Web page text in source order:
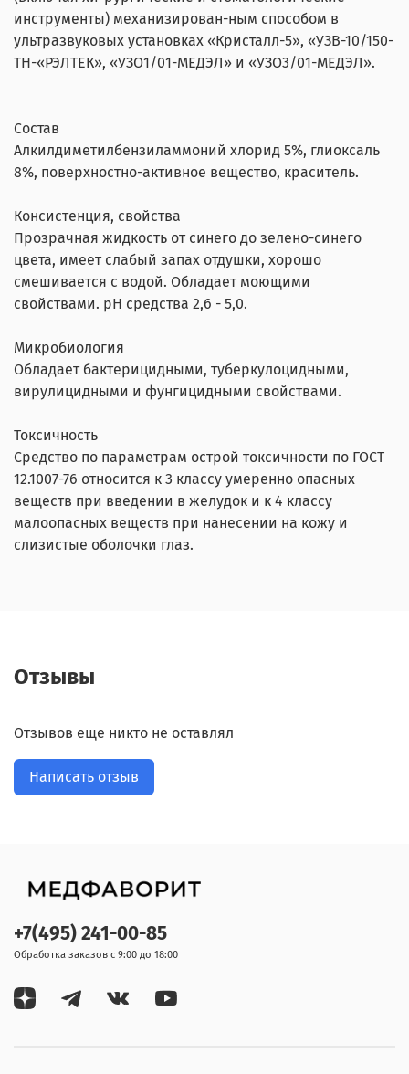
инструменты) механизирован-ным способом в
ультразвуковых установках «Кристалл-5», «УЗВ-10/150-
ТН-«РЭЛТЕК», «УЗО1/01-МЕДЭЛ» и «УЗО3/01-МЕДЭЛ».
Состав
Алкилдиметилбензиламмоний хлорид 5%, глиоксаль
8%, поверхностно-активное вещество, краситель.
Консистенция, свойства
Прозрачная жидкость от синего до зелено-синего
цвета, имеет слабый запах отдушки, хорошо
смешивается с водой. Обладает моющими
свойствами. pH средства 2,6 - 5,0.
Микробиология
Обладает бактерицидными, туберкулоцидными,
вирулицидными и фунгицидными свойствами.
Токсичность
Средство по параметрам острой токсичности по ГОСТ
12.1007-76 относится к 3 классу умеренно опасных
веществ при введении в желудок и к 4 классу
малоопасных веществ при нанесении на кожу и
слизистые оболочки глаз.
Отзывы
Отзывов еще никто не оставлял
Написать отзыв
+7(495) 241-00-85
Обработка заказов с 9:00 до 18:00